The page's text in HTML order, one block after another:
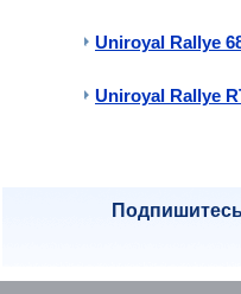
Uniroyal Rallye
Uniroyal Rallye